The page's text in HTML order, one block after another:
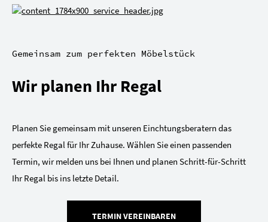
Gemeinsam zum perfekten Möbelstück
Wir planen Ihr Regal
Planen Sie gemeinsam mit unseren Einchtungsberatern das
perfekte Regal für Ihr Zuhause. Wählen Sie einen passenden
Termin, wir melden uns bei Ihnen und planen Schritt-für-Schritt
Ihr Regal bis ins letzte Detail.
TERMIN VEREINBAREN